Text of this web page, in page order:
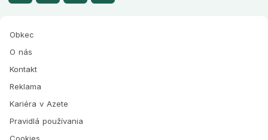
Obkec
O nás
Kontakt
Reklama
Kariéra v Azete
Pravidlá používania
Cookies